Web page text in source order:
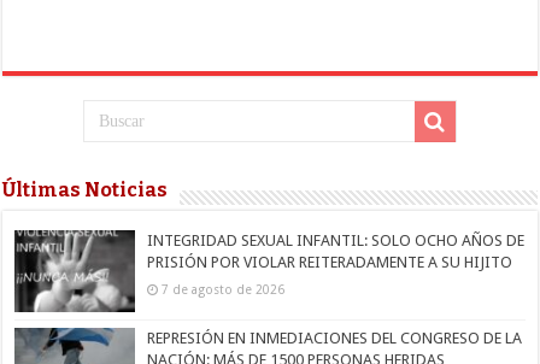
Últimas Noticias
INTEGRIDAD SEXUAL INFANTIL: SOLO OCHO AÑOS DE
PRISIÓN POR VIOLAR REITERADAMENTE A SU HIJITO
7 de agosto de 2026
REPRESIÓN EN INMEDIACIONES DEL CONGRESO DE LA
NACIÓN: MÁS DE 1500 PERSONAS HERIDAS